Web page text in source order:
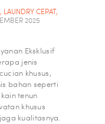
, LAUNDRY CEPAT,
2025
Eksklusif
jenis
khusus,
bahan seperti
tenun
khusus
kualitasnya.